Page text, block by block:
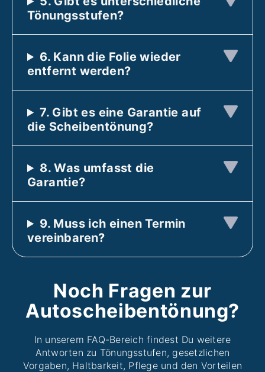
Tönungsstufen?
6. Kann die Folie wieder
entfernt werden?
7. Gibt es eine Garantie auf
die Scheibentönung?
8.Was umfasst die
Garantie?
9. Muss ich einen Termin
vereinbaren?
Noch Fragen zur
Autoscheibentönung?
In unserem FAQ-Bereich findest Du weitere
Antworten zu Tönungsstufen, gesetzlichen
Vorgaben, Haltbarkeit, Pflege und den Vorteilen